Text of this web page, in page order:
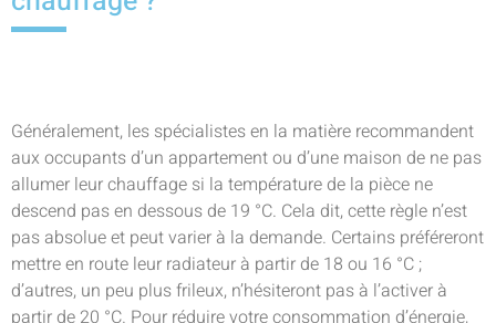
Généralement, les spécialistes en la matière recommandent
aux occupants d’un appartement ou d’une maison de ne pas
allumer leur chauffage si la température de la pièce ne
descend pas en dessous de 19 °C. Cela dit, cette règle n’est
pas absolue et peut varier à la demande. Certains préféreront
mettre en route leur radiateur à partir de 18 ou 16 °C ;
d’autres, un peu plus frileux, n’hésiteront pas à l’activer à
partir de 20 °C. Pour réduire votre consommation d’énergie,